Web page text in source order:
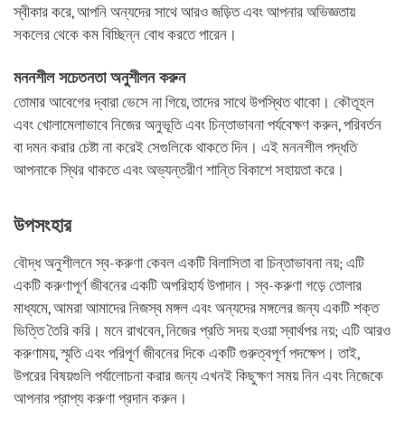
স্বীকার করে, আপনি অন্যদের সাথে আরও জড়িত এবং আপনার অভিজ্ঞতায়
সকলের থেকে কম বিচ্ছিন্ন বোধ করতে পারেন।
মননশীল সচেতনতা অনুশীলন করুন
তোমার আবেগের দ্বারা ভেসে না গিয়ে, তাদের সাথে উপস্থিত থাকো। কৌতূহল
এবং খোলামেলাভাবে নিজের অনুভূতি এবং চিন্তাভাবনা পর্যবেক্ষণ করুন, পরিবর্তন
বা দমন করার চেষ্টা না করেই সেগুলিকে থাকতে দিন। এই মননশীল পদ্ধতি
আপনাকে স্থির থাকতে এবং অভ্যন্তরীণ শান্তি বিকাশে সহায়তা করে।
উপসংহার
বৌদ্ধ অনুশীলনে স্ব-করুণা কেবল একটি বিলাসিতা বা চিন্তাভাবনা নয়; এটি
একটি করুণাপূর্ণ জীবনের একটি অপরিহার্য উপাদান। স্ব-করুণা গড়ে তোলার
মাধ্যমে, আমরা আমাদের নিজস্ব মঙ্গল এবং অন্যদের মঙ্গলের জন্য একটি শক্ত
ভিত্তি তৈরি করি। মনে রাখবেন, নিজের প্রতি সদয় হওয়া স্বার্থপর নয়; এটি আরও
করুণাময়, স্মৃতি এবং পরিপূর্ণ জীবনের দিকে একটি গুরুত্বপূর্ণ পদক্ষেপ। তাই,
উপরের বিষয়গুলি পর্যালোচনা করার জন্য এখনই কিছুক্ষণ সময় নিন এবং নিজেকে
আপনার প্রাপ্য করুণা প্রদান করুন।